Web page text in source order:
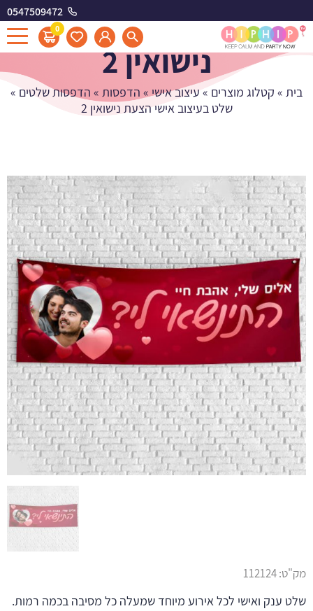
0547509472
0
שלט בעיצוב אישי הצעת
נישואין 2
בית » קטלוג מוצרים » עיצוב אישי» הדפסות » הדפסות שלטים »
שלט בעיצוב אישי הצעת נישואין 2
מק"ט:112124
שלט ענק ואישי לכל אירוע מיוחד שמעלה כל מסיבה בכמה רמות.